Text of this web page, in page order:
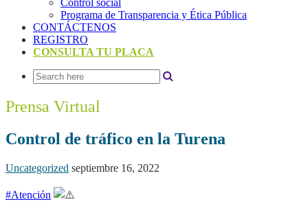
Control social
Programa de Transparencia y Ética Pública
CONTÁCTENOS
REGISTRO
CONSULTA TU PLACA
Prensa Virtual
Control de tráfico en la Turena
Uncategorized septiembre 16, 2022
#Atención